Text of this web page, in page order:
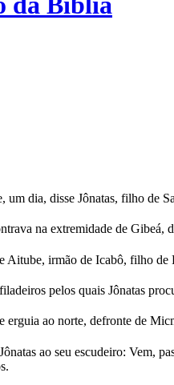
um dia, disse Jônatas, filho de
na extremidade de Gibeá,
Aitube, irmão de Icabô, filho de
pelos quais Jônatas
erguia ao norte, defronte de
ao seu escudeiro: Vem,